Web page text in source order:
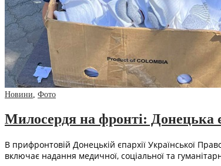
Новини, Фото
Милосердя на фронті: Донецька
В прифронтовій Донецькій єпархії Української
включає надання медичної, соціальної та